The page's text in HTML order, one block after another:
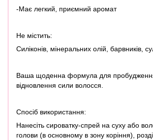
-Має легкий, приємний аромат
Не містить:
Силіконів, мінеральних олій, барвників,
Ваша щоденна формула для
відновлення сили волосся.
Спосіб використання:
Нанесіть сироватку-спрей на суху або
голови (в основному в зону коріння),